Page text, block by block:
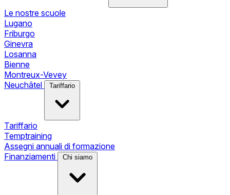
Le nostre scuole
Lugano
Friburgo
Ginevra
Losanna
Bienne
Montreux-Vevey
Neuchâtel
Tariffario
Tariffario
Temptraining
Assegni annuali di formazione
Finanziamenti
Chi siamo